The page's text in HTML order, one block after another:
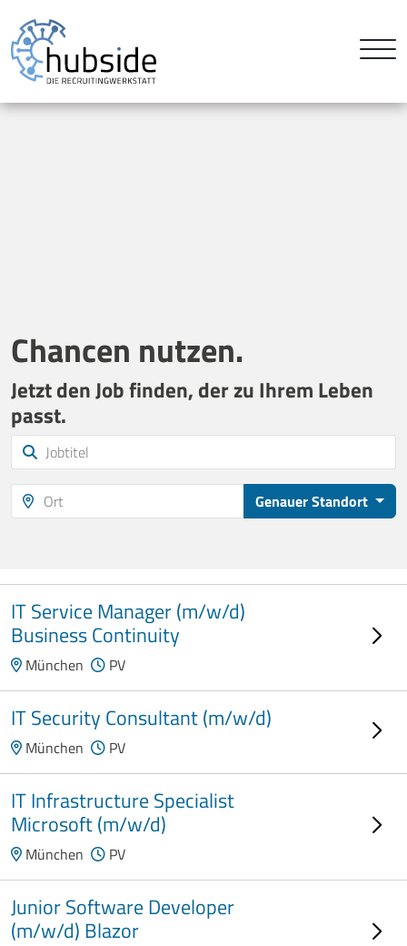
Chancen nutzen.
Jetzt den Job finden, der zu Ihrem Leben
passt.
Genauer Standort
IT Service Manager (m/w/d)
Business Continuity
München PV
IT Security Consultant (m/w/d)
München PV
IT Infrastructure Specialist
Microsoft (m/w/d)
München PV
Junior Software Developer
(m/w/d) Blazor